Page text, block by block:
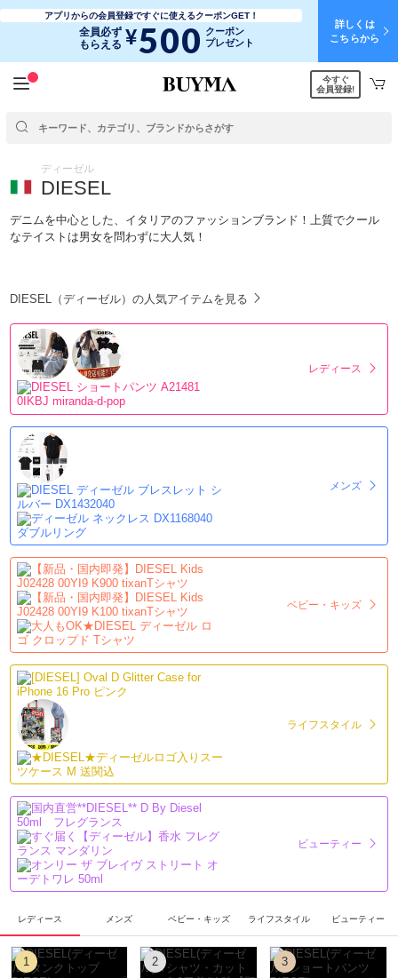
アプリからの会員登録ですぐに使えるクーポンGET！
全員必ず
もらえる ¥500 クーポン
プレゼント
詳しくは
こちらから
今すぐ
会員登録!
ディーゼル
DIESEL
デニムを中心とした、イタリアのファッションブランド！上質でクール
なテイストは男女を問わずに大人気！
DIESEL（ディーゼル）の人気アイテムを見る
レディース
メンズ
ベビー・キッズ
ライフスタイル
ビューティー
レディース メンズ ベビー・キッズ ライフスタイル ビューティー
1 2 3